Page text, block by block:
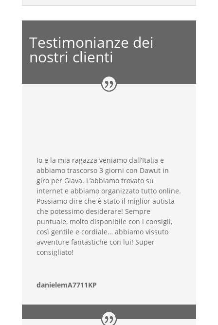
Testimonianze dei
nostri clienti
Io e la mia ragazza veniamo dall’Italia e
abbiamo trascorso 3 giorni con Dawut in
giro per Giava. L’abbiamo trovato su
internet e abbiamo organizzato tutto online.
Possiamo dire che è stato il miglior autista
che potessimo desiderare! Sempre
puntuale, molto disponibile con i consigli,
così gentile e cordiale… abbiamo vissuto
avventure fantastiche con lui! Super
consigliato!
danielemA7711KP